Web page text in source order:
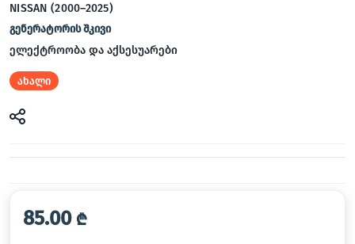
NISSAN (2000–2025)
გენერატორის შკივი
ელექტროობა და აქსესუარები
ახალი
85.00 ₾